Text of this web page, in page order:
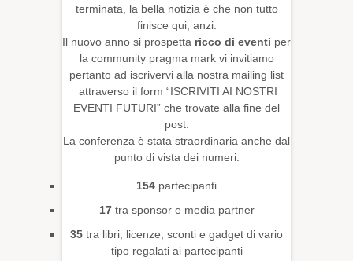
terminata, la bella notizia è che non tutto
finisce qui, anzi.
Il nuovo anno si prospetta ricco di eventi per
la community pragma mark vi invitiamo
pertanto ad iscrivervi alla nostra mailing list
attraverso il form “ISCRIVITI AI NOSTRI
EVENTI FUTURI” che trovate alla fine del
post.
La conferenza è stata straordinaria anche dal
punto di vista dei numeri:
154 partecipanti
17tra sponsor e media partner
35 tra libri, licenze, sconti e gadget di vario
tipo regalati ai partecipanti